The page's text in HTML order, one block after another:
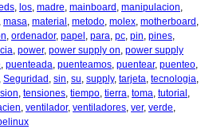
, los, madre, mainboard , manipulacion,
, masa, material , metodo, molex, motherboard ,
, ordenador, papel , para, pc, pin, pines,
, power, power supply on, power supply
, puenteada, puenteamos, puentear, puenteo,
, Seguridad , sin, su, supply, tarjeta, tecnologia,
, tensiones, tiempo, tierra, toma, tutorial ,
, ventilador, ventiladores, ver, verde,